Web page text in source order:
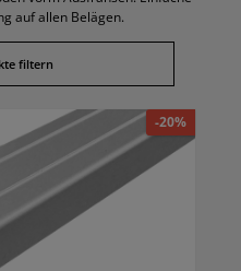
auf allen Belägen.
filtern
-20%